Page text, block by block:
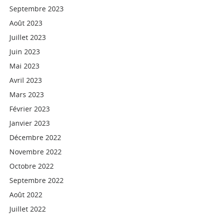
Septembre 2023
Août 2023
Juillet 2023
Juin 2023
Mai 2023
Avril 2023
Mars 2023
Février 2023
Janvier 2023
Décembre 2022
Novembre 2022
Octobre 2022
Septembre 2022
Août 2022
Juillet 2022